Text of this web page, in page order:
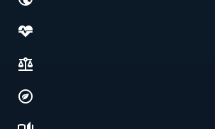
Society, justice & freedoms
Economy, environment & technology